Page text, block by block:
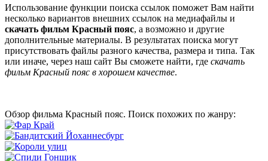
Использование функции поиска ссылок поможет Вам найти
несколько вариантов внешних ссылок на медиафайлы и
скачать фильм Красный пояс, а возможно и другие
дополнительные материалы. В результатах поиска могут
присутствовать файлы разного качества, размера и типа. Так
или иначе, через наш сайт Вы сможете найти, где скачать
фильм Красный пояс в хорошем качестве.
Обзор фильма Красный пояс. Поиск похожих по жанру: